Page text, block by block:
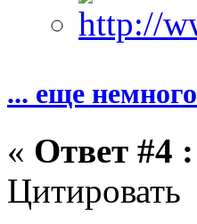
... еще немного
« Ответ #4 :
Цитировать